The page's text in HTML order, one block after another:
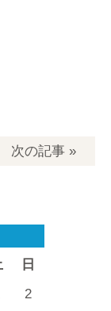
次の記事»
日
2